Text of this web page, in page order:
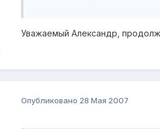
Уважаемый Александр,
Опубликовано 28 Мая 2007